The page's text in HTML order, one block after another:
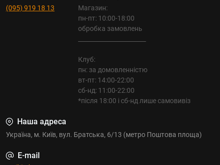
(095) 919 18 13
Магазин:
пн-пт: 10:00-18:00
обробка замовлень
Клуб:
пн: за домовленністю
вт-пт: 14:00-22:00
сб-нд: 11:00-22:00
*після 18:00 і сб-нд лише самовивіз
Наша адреса
Україна, м. Київ, вул. Братська, 6/13 (метро Поштова площа)
E-mail